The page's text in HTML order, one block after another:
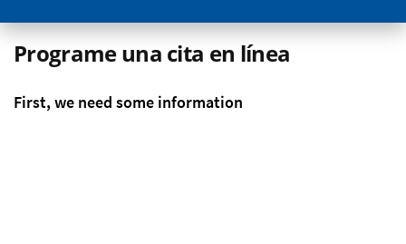
Programe una cita en línea